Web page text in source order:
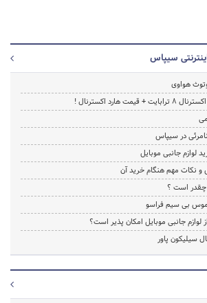
سیپاس
هواوی
هارد اکسترنال !
در سیپاس
لوازم جانبی موبایل
و نکات مهم هنگام خرید آن
چقدر است ؟
بی سیم فراسو
جانبی موبایل امکان پذیر است؟
سیلیکون پاور